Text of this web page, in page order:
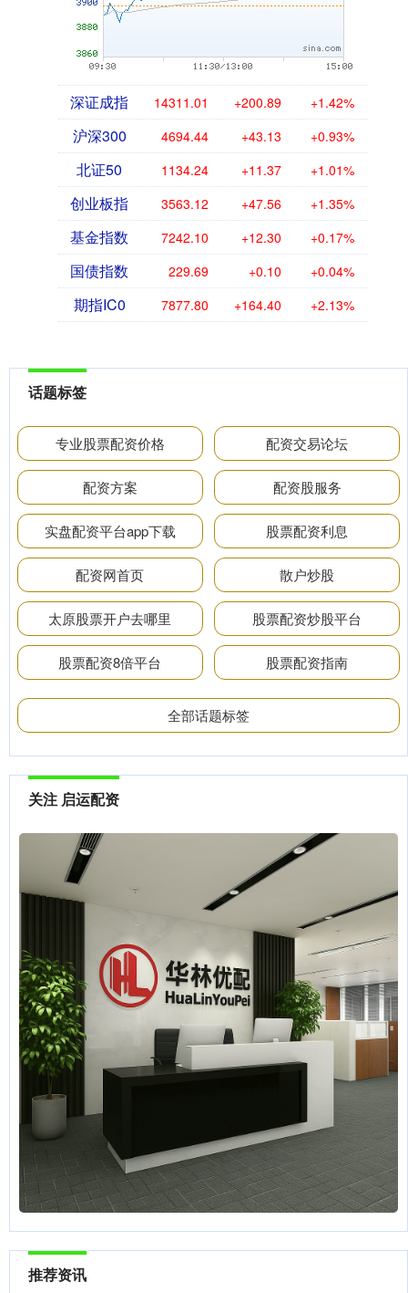
深证成指 14311.01 +200.89 +1.42%
沪深300 4694.44 +43.13 +0.93%
北证50 1134.24 +11.37 +1.01%
创业板指 3563.12 +47.56 +1.35%
基金指数 7242.10 +12.30 +0.17%
国债指数 229.69 +0.10 +0.04%
期指IC0 7877.80 +164.40 +2.13%
话题标签
专业股票配资价格 配资交易论坛
配资方案 配资股服务
实盘配资平台app下载 股票配资利息
配资网首页 散户炒股
太原股票开户去哪里 股票配资炒股平台
股票配资8倍平台 股票配资指南
全部话题标签
关注 启运配资
推荐资讯